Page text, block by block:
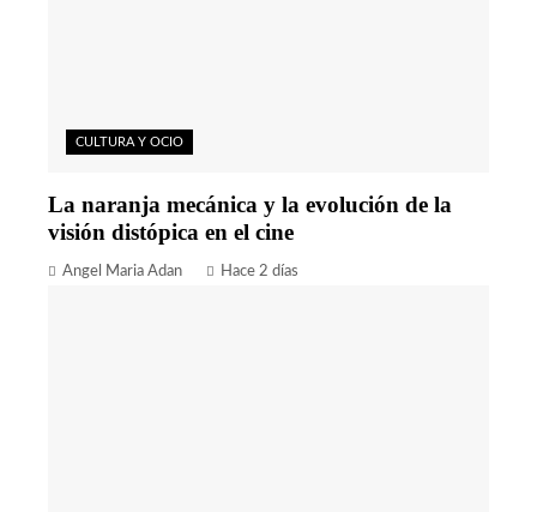
CULTURA Y OCIO
La naranja mecánica y la evolución de la
visión distópica en el cine
Angel Maria Adan Hace 2 días